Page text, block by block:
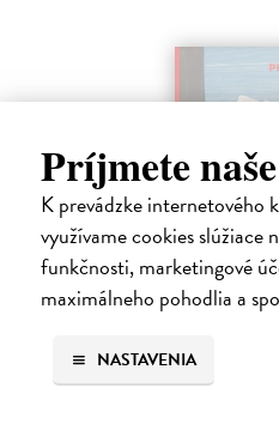
Príjmete
K prevádzke
využívame cookies slúžiace
funkčnosti, marketingové
maximálneho pohodlia a
NASTAVENIA
Getting Peter| Kniha
Sú ikonickými postavami našej